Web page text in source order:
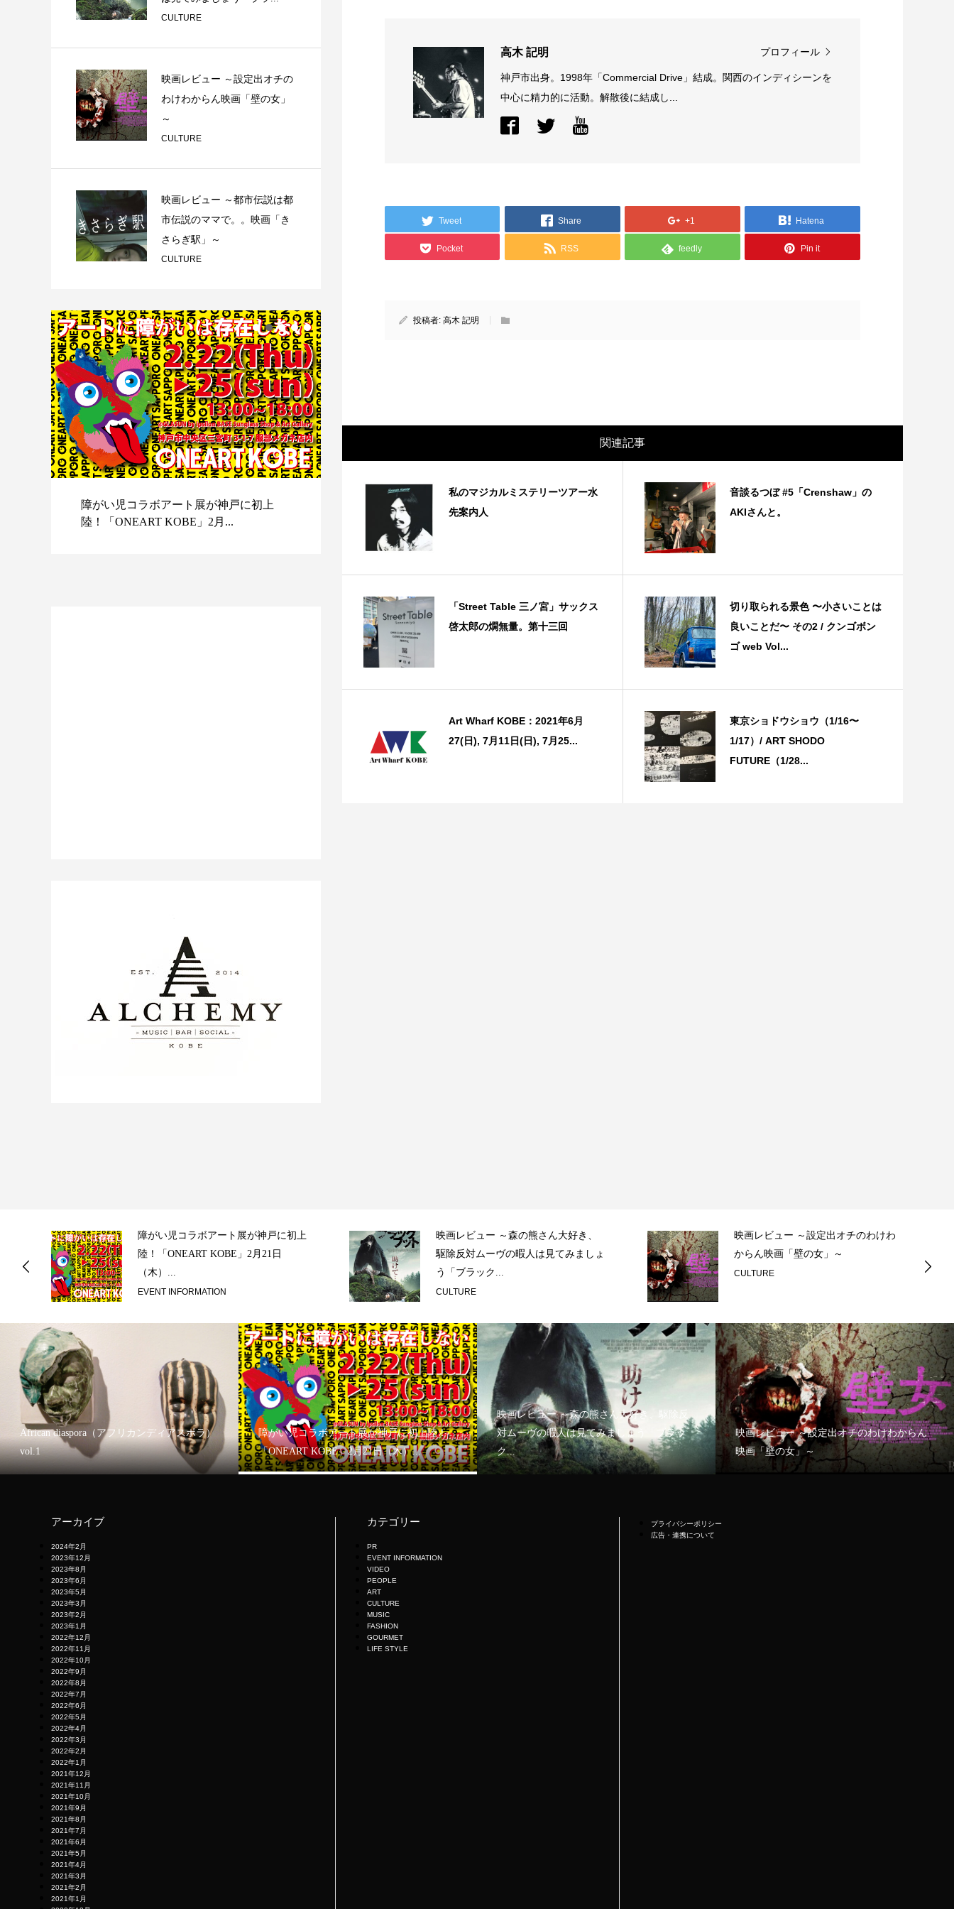
高木 記明 プロフィール
神戸市出身。1998年「Commercial Drive」結成。関西のインディシーンを
中心に精力的に活動。解散後に結成し...
Tweet Share +1 Hatena
Pocket RSS feedly Pin it
投稿者:高木 記明
関連記事
私のマジカルミステリーツアー水
先案内人
音談るつぼ #5「Crenshaw」の
AKIさんと。
「Street Table 三ノ宮」サックス
啓太郎の燗無量。第十三回
切り取られる景色 〜小さいことは
良いことだ〜 その2 / クンゴボン
ゴ web Vol...
Art Wharf KOBE：2021年6月
27(日), 7月11日(日), 7月25...
東京ショドウショウ（1/16〜
1/17）/ ART SHODO
FUTURE（1/28...
CULTURE
映画レビュー ～設定出オチの
わけわからん映画「壁の女」
～
CULTURE
映画レビュー ～都市伝説は都
市伝説のママで。。映画「き
さらぎ駅」～
CULTURE
障がい児コラボアート展が神戸に初上
陸！「ONEART KOBE」2月...
映画レビュー ～森の熊さん大好き、駆除
反対ムーヴの暇人は見てみましょ...
映画レビュー ～設定出オチのわけわから
ん映画「壁の女」～
障がい児コラボアート展が神戸に初上
陸！「ONEART KOBE」2月21日
（木）...
EVENT INFORMATION
映画レビュー ～森の熊さん大好き、
駆除反対ムーヴの暇人は見てみましょ
う「ブラック...
CULTURE
映画レビュー ～設定出オチのわけわ
からん映画「壁の女」～
CULTURE
African diaspora（アフリカンディアスポラ）
vol.1
障がい児コラボアート展が神戸に初上陸！
「ONEART KOBE」2月21日（木）...
映画レビュー ～森の熊さん大好き、駆除反
対ムーヴの暇人は見てみましょう「ブラッ
ク...
映画レビュー ～設定出オチのわけわからん
映画「壁の女」～
アーカイブ
2024年2月
2023年12月
2023年8月
2023年6月
2023年5月
2023年3月
2023年2月
2023年1月
2022年12月
2022年11月
2022年10月
2022年9月
2022年8月
2022年7月
2022年6月
2022年5月
2022年4月
2022年3月
2022年2月
2022年1月
2021年12月
2021年11月
2021年10月
2021年9月
2021年8月
2021年7月
2021年6月
2021年5月
2021年4月
2021年3月
2021年2月
2021年1月
カテゴリー
PR
EVENT INFORMATION
VIDEO
PEOPLE
ART
CULTURE
MUSIC
FASHION
GOURMET
LIFE STYLE
プライバシーポリシー
広告・連携について